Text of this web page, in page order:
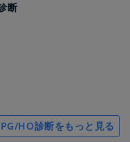
断
HO診断をもっと見る